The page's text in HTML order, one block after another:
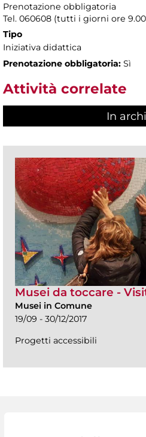
Prenotazione obbligatoria
Tel. 060608 (tutti i giorni ore 9.00
Tipo
Iniziativa didattica
Prenotazione obbligatoria: Sì
Attività correlate
In
Musei da toccare -
Musei in Comune
19/09 - 30/12/2017
Progetti accessibili